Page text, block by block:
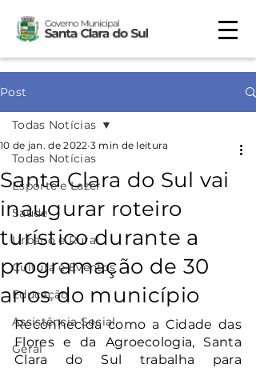
Post
Todas Notícias
Esporte e Lazer
Saúde
Urbano e Rural
Cultura e Eventos
Educação
Assistência Social
Geral
Todas Notícias
Santa Clara do Sul vai
inaugurar roteiro
turístico durante a
programação de 30
anos do município
10 de jan. de 2022 3 min de leitura
Reconhecida como a Cidade das
Flores e da Agroecologia, Santa
Clara do Sul trabalha para